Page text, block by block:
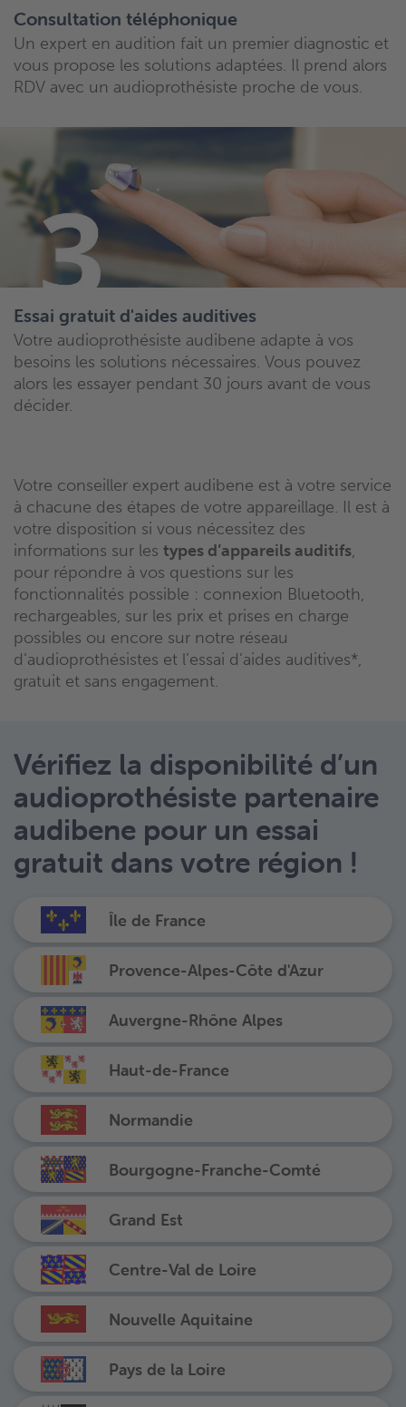
Consultation téléphonique
Un expert en audition fait un premier diagnostic et
vous propose les solutions adaptées. Il prend alors
RDV avec un audioprothésiste proche de vous.
Essai gratuit d'aides auditives
Votre audioprothésiste audibene adapte à vos
besoins les solutions nécessaires. Vous pouvez
alors les essayer pendant 30 jours avant de vous
décider.
Votre conseiller expert audibene est à votre service
à chacune des étapes de votre appareillage. Il est à
votre disposition si vous nécessitez des
informations sur les types d’appareils auditifs,
pour répondre à vos questions sur les
fonctionnalités possible : connexion Bluetooth,
rechargeables, sur les prix et prises en charge
possibles ou encore sur notre réseau
d’audioprothésistes et l’essai d’aides auditives*,
gratuit et sans engagement.
Vérifiez la disponibilité d’un
audioprothésiste partenaire
audibene pour un essai
gratuit dans votre région !
Île de France
Provence-Alpes-Côte d'Azur
Auvergne-Rhône Alpes
Haut-de-France
Normandie
Bourgogne-Franche-Comté
Grand Est
Centre-Val de Loire
Nouvelle Aquitaine
Pays de la Loire